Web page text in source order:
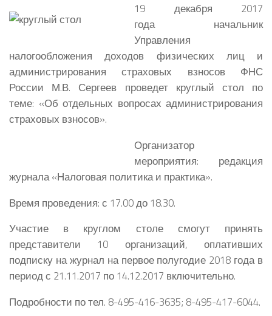
19 декабря 2017
года начальник
Управления
налогообложения доходов физических лиц и
администрирования страховых взносов ФНС
России М.В. Сергеев проведет круглый стол по
теме: «Об отдельных вопросах администрирования
страховых взносов».
Организатор
мероприятия: редакция
журнала «Налоговая политика и практика».
Время проведения: с 17.00 до 18.30.
Участие в круглом столе смогут принять
представители 10 организаций, оплативших
подписку на журнал на первое полугодие 2018 года в
период с 21.11.2017 по 14.12.2017 включительно.
Подробности по тел. 8-495-416-3635; 8-495-417-6044.